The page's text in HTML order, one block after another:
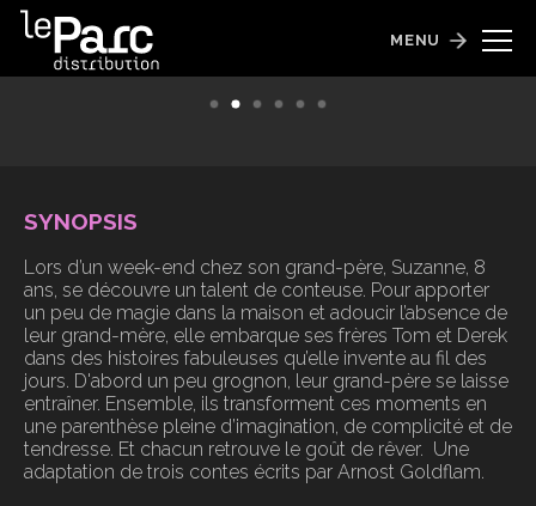
MENU
Sortie le 15 avril 2026
SYNOPSIS
Lors d’un week-end chez son grand-père, Suzanne, 8
ans, se découvre un talent de conteuse. Pour apporter
un peu de magie dans la maison et adoucir l’absence de
leur grand-mère, elle embarque ses frères Tom et Derek
dans des histoires fabuleuses qu’elle invente au fil des
jours. D'abord un peu grognon, leur grand-père se laisse
entraîner. Ensemble, ils transforment ces moments en
une parenthèse pleine d’imagination, de complicité et de
tendresse. Et chacun retrouve le goût de rêver. Une
adaptation de trois contes écrits par Arnost Goldflam.